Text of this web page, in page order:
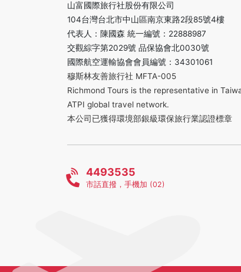
山富國際旅行社股份有限公司
104台灣台北市中山區南京東路2段85號4樓
代表人：陳國森 統一編號：22888987
交觀綜字第2029號 品保協會北0030號
國際航空運輸協會會員編號：34301061
穆斯林友善旅行社 MFTA-005
Richmond Tours is the representative in
ATPI global travel network.
本公司已獲得環境部銀級環保旅行業認證標章
4493535
市話直撥，手機加 (02)